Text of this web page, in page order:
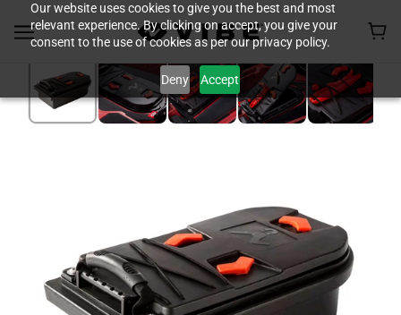
Our website uses cookies to give you the best and most
relevant experience. By clicking on accept, you give your
consent to the use of cookies as per our privacy policy.
Deny Accept